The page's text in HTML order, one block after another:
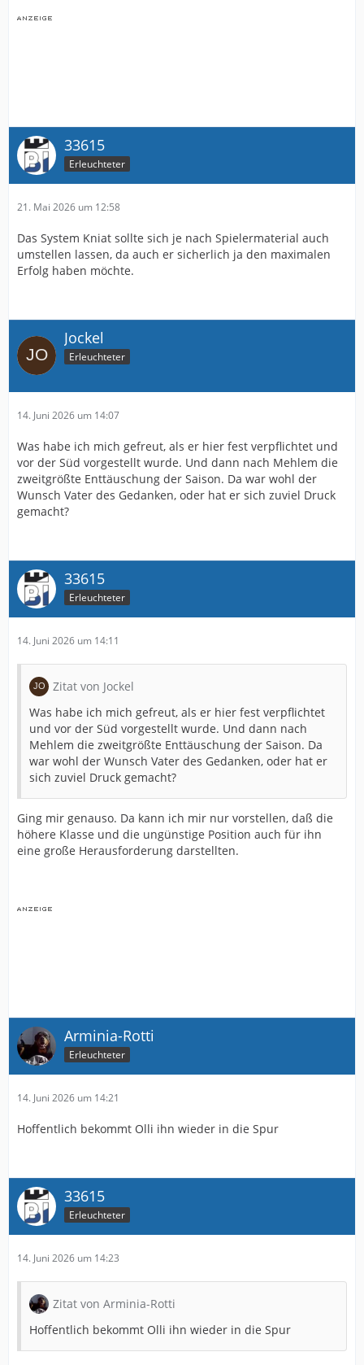
33615
Erleuchteter
21. Mai 2026 um 12:58
Das System Kniat sollte sich je nach Spielermaterial auch
umstellen lassen, da auch er sicherlich ja den maximalen
Erfolg haben möchte.
Jockel
Erleuchteter
14. Juni 2026 um 14:07
Was habe ich mich gefreut, als er hier fest verpflichtet und
vor der Süd vorgestellt wurde. Und dann nach Mehlem die
zweitgrößte Enttäuschung der Saison. Da war wohl der
Wunsch Vater des Gedanken, oder hat er sich zuviel Druck
gemacht?
33615
Erleuchteter
14. Juni 2026 um 14:11
Zitat von Jockel
Was habe ich mich gefreut, als er hier fest verpflichtet
und vor der Süd vorgestellt wurde. Und dann nach
Mehlem die zweitgrößte Enttäuschung der Saison. Da
war wohl der Wunsch Vater des Gedanken, oder hat er
sich zuviel Druck gemacht?
Ging mir genauso. Da kann ich mir nur vorstellen, daß die
höhere Klasse und die ungünstige Position auch für ihn
eine große Herausforderung darstellten.
Arminia-Rotti
Erleuchteter
14. Juni 2026 um 14:21
Hoffentlich bekommt Olli ihn wieder in die Spur
33615
Erleuchteter
14. Juni 2026 um 14:23
Zitat von Arminia-Rotti
Hoffentlich bekommt Olli ihn wieder in die Spur